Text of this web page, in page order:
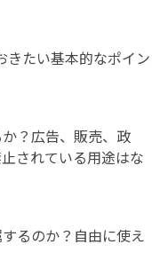
きたい基本的なポイン
？広告、販売、政
されている用途はな
るのか？自由に使え